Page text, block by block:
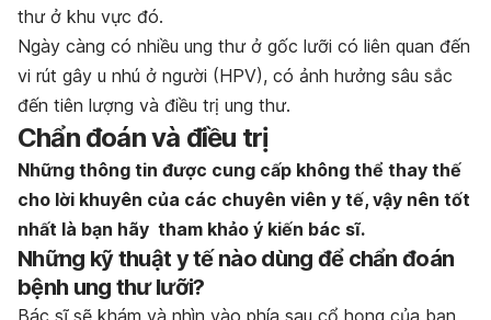
thư ở khu vực đó.
Ngày càng có nhiều ung thư ở gốc lưỡi có liên quan đến
vi rút gây u nhú ở người (HPV), có ảnh hưởng sâu sắc
đến tiên lượng và điều trị ung thư.
Chẩn đoán và điều trị
Những thông tin được cung cấp không thể thay thế
cho lời khuyên của các chuyên viên y tế, vậy nên tốt
nhất là bạn hãy tham khảo ý kiến bác sĩ.
Những kỹ thuật y tế nào dùng để chẩn đoán
bệnh ung thư lưỡi?